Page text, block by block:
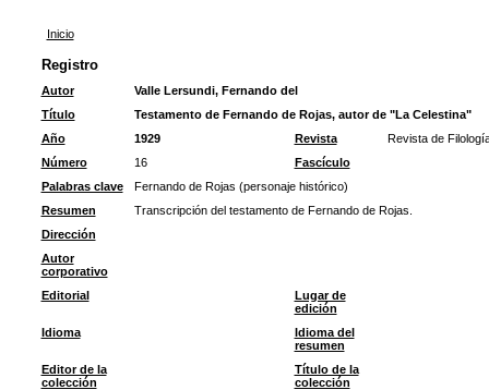
Inicio
Registro
Autor
Valle Lersundi, Fernando del
Título
Testamento de Fernando de Rojas, autor de "La Celestina"
Año
1929 Revista
Revista de
Número
16
Fascículo
Palabras clave
Fernando de Rojas (personaje histórico)
Resumen
Transcripción del testamento de Fernando de Rojas.
Dirección
Autor
corporativo
Editorial
Lugar de
edición
Idioma
Idioma del
resumen
Editor de la
colección
Título de la
colección